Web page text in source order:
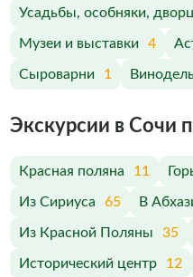
Усадьбы, особняки,
Музеи и выставки 4
Сыроварни 1
Экскурсии в Сочи
Красная поляна 11
Из Сириуса 65 В
Из Красной Поляны 35
Исторический центр 12